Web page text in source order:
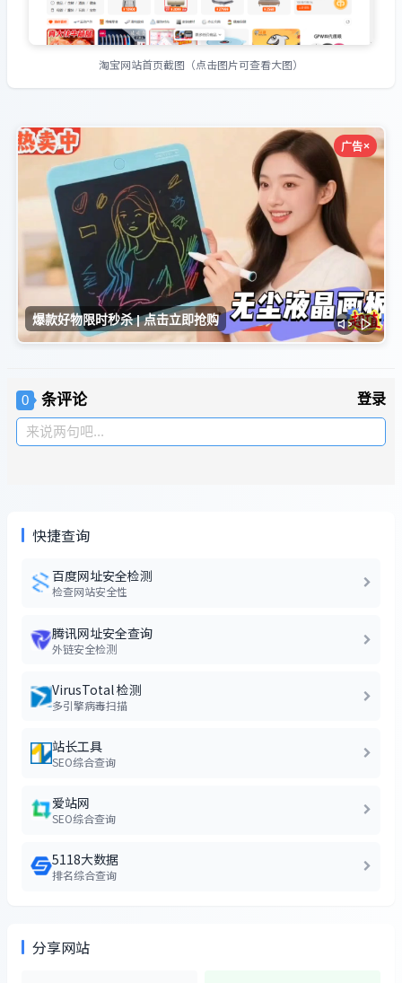
淘宝网站首页截图（点击图片可查看大图）
0 条评论 登录
来说两句吧...
快捷查询
百度网址安全检测
检查网站安全性
腾讯网址安全查询
外链安全检测
VirusTotal 检测
多引擎病毒扫描
站长工具
SEO综合查询
爱站网
SEO综合查询
5118大数据
排名综合查询
分享网站